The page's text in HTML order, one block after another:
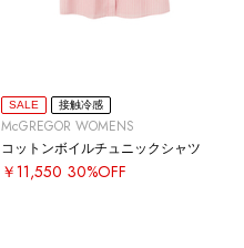
SALE 接触冷感
McGREGOR WOMENS
コットンボイルチュニックシャツ
￥11,550 30%OFF